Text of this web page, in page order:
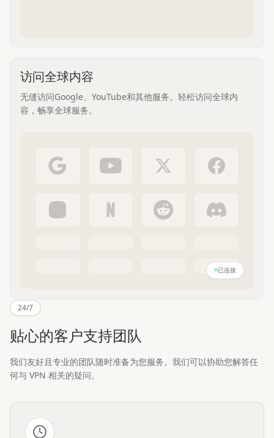
访问全球内容
无缝访问Google、YouTube和其他服务。轻松访问全球内
容，畅享全球服务。
已连接
24/7
贴心的客户支持团队
我们友好且专业的团队随时准备为您服务。我们可以协助您解答任
何与 VPN 相关的疑问。